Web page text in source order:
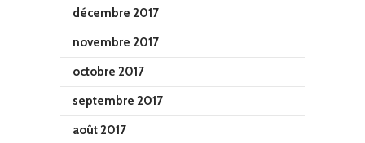
décembre 2017
novembre 2017
octobre 2017
septembre 2017
août 2017